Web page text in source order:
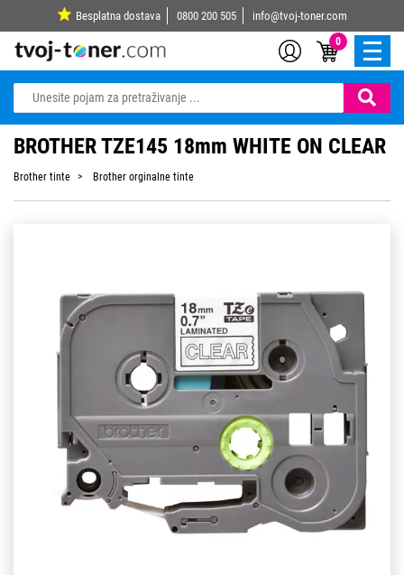
Besplatna dostava 0800 200 505 info@tvoj-toner.com
0
BROTHER TZE145 18mm WHITE ON CLEAR
Brother tinte Brother orginalne tinte